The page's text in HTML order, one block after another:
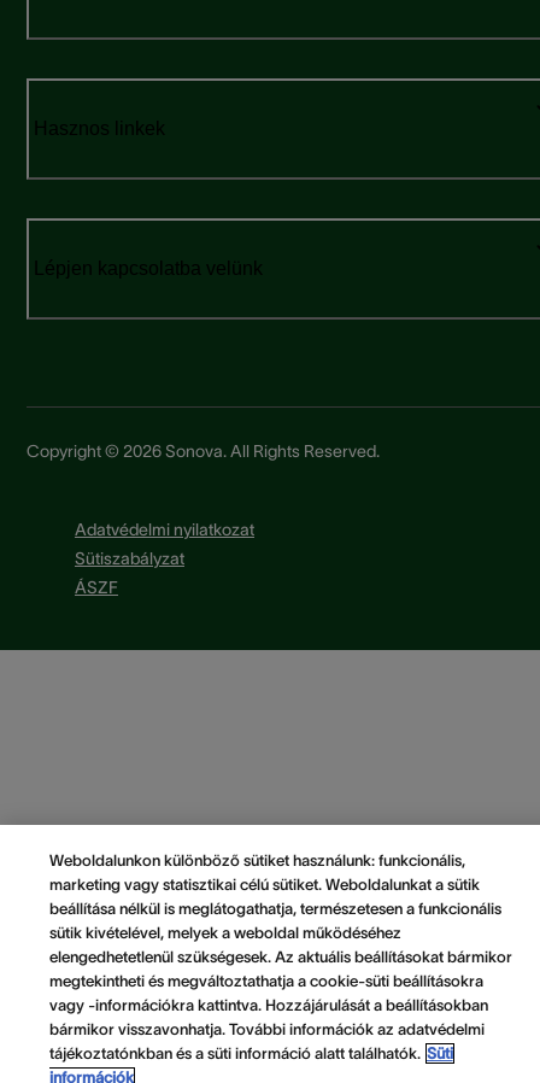
Hasznos linkek
Lépjen kapcsolatba velünk
Copyright © 2026 Sonova. All Rights Reserved.
Adatvédelmi nyilatkozat
Sütiszabályzat
ÁSZF
Weboldalunkon különböző sütiket használunk: funkcionális,
marketing vagy statisztikai célú sütiket. Weboldalunkat a sütik
beállítása nélkül is meglátogathatja, természetesen a funkcionális
sütik kivételével, melyek a weboldal működéséhez
elengedhetetlenül szükségesek. Az aktuális beállításokat bármikor
megtekintheti és megváltoztathatja a cookie-süti beállításokra
vagy -információkra kattintva. Hozzájárulását a beállításokban
bármikor visszavonhatja. További információk az adatvédelmi
tájékoztatónkban és a süti információ alatt találhatók. Süti
információk